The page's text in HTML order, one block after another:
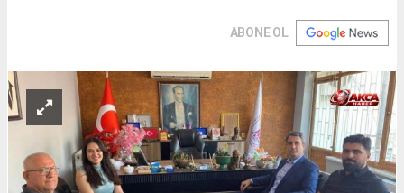
ABONE OL